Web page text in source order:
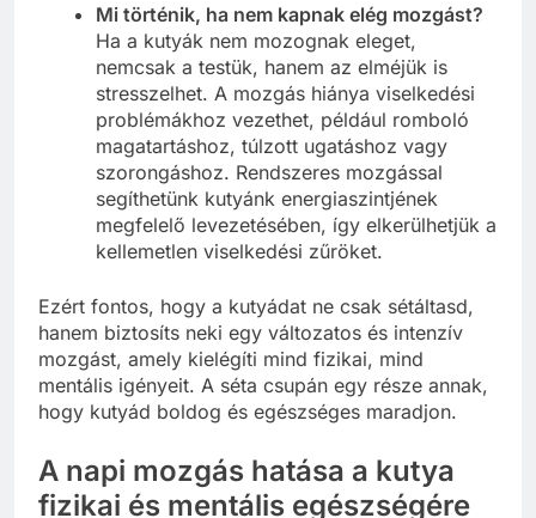
Mi történik, ha nem kapnak elég mozgást?
Ha a kutyák nem mozognak eleget,
nemcsak a testük, hanem az elméjük is
stresszelhet. A mozgás hiánya viselkedési
problémákhoz vezethet, például romboló
magatartáshoz, túlzott ugatáshoz vagy
szorongáshoz. Rendszeres mozgással
segíthetünk kutyánk energiaszintjének
megfelelő levezetésében, így elkerülhetjük a
kellemetlen viselkedési zűröket.
Ezért fontos, hogy a kutyádat ne csak sétáltasd,
hanem biztosíts neki egy változatos és intenzív
mozgást, amely kielégíti mind fizikai, mind
mentális igényeit. A séta csupán egy része annak,
hogy kutyád boldog és egészséges maradjon.
A napi mozgás hatása a kutya
fizikai és mentális egészségére